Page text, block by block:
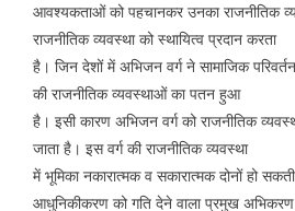
आवश्यकताओं को पहचानकर उनका राजनीतिक
राजनीतिक व्यवस्था को स्थायित्व प्रदान करता
है। जिन देशों में अभिजन वर्ग ने सामाजिक
की राजनीतिक व्यवस्थाओं का पतन हुआ
है। इसी कारण अभिजन वर्ग को राजनीतिक
जाता है। इस वर्ग की राजनीतिक व्यवस्था
में भूमिका नकारात्मक व सकारात्मक दोनों हो
आधुनिकीकरण को गति देने वाला प्रमुख अभिकरण